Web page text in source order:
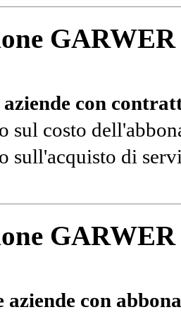
con
sul costo
sull'acquisto di
aziende con